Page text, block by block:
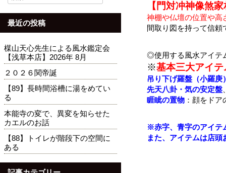
索:
最近の投稿
楳山天心先生による風水鑑定会
【浅草本店】2026年 8月
２０２６関帝誕
【89】長時間浴槽に湯をめてい
る
本能寺の変で、異変を知らせた
カエルのお話
【88】トイレが階段下の空間に
ある
【門対冲神像煞
神棚や仏壇の位置や高
間取り図を持って信頼
◎使用する風水アイテ
※基本三大アイテ
吊り下げ羅盤（小羅庚
先天八卦・気の安定盤
睚眦の置物：顔をドア
※赤字、青字のアイテ
また、アイテムは店